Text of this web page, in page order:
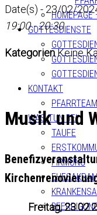
GOTTESDIENSTE
KONTAKT
PFARRTEAM
WAS TUN BEI
TAUFE
FIRMUNG
Date(s) - 23/02/
19:00 - 20:30
KategorienKeine
Musik und
Freitag,